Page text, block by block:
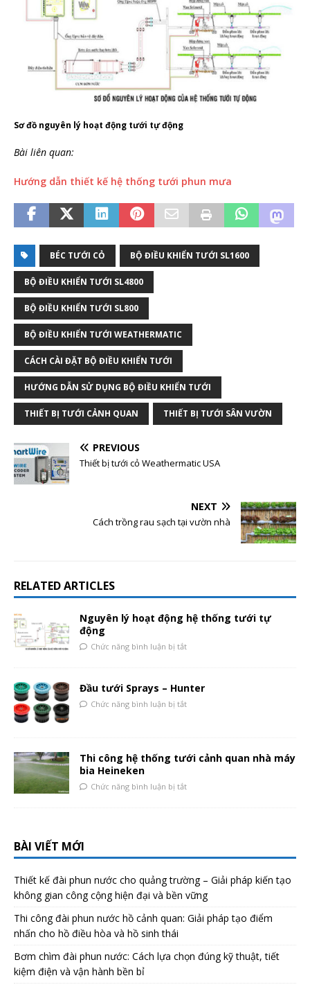
Sơ đồ nguyên lý hoạt động tưới tự động
Bài liên quan:
Hướng dẫn thiết kế hệ thống tưới phun mưa
BÉC TƯỚI CỎ BỘ ĐIỀU KHIỂN TƯỚI SL1600
BỘ ĐIỀU KHIỂN TƯỚI SL4800
BỘ ĐIỀU KHIỂN TƯỚI SL800
BỘ ĐIỀU KHIỂN TƯỚI WEATHERMATIC
CÁCH CÀI ĐẶT BỘ ĐIỀU KHIỂN TƯỚI
HƯỚNG DẪN SỬ DỤNG BỘ ĐIỀU KHIỂN TƯỚI
THIẾT BỊ TƯỚI CẢNH QUAN THIẾT BỊ TƯỚI SÂN VƯỜN
PREVIOUS
Thiết bị tưới cỏ Weathermatic USA
NEXT
Cách trồng rau sạch tại vườn nhà
RELATED ARTICLES
Nguyên lý hoạt động hệ thống tưới tự
động
Chức năng bình luận bị tắt
Đầu tưới Sprays – Hunter
Chức năng bình luận bị tắt
Thi công hệ thống tưới cảnh quan nhà máy
bia Heineken
Chức năng bình luận bị tắt
BÀI VIẾT MỚI
Thiết kế đài phun nước cho quảng trường – Giải pháp kiến tạo
không gian công cộng hiện đại và bền vững
Thi công đài phun nước hồ cảnh quan: Giải pháp tạo điểm
nhấn cho hồ điều hòa và hồ sinh thái
Bơm chìm đài phun nước: Cách lựa chọn đúng kỹ thuật, tiết
kiệm điện và vận hành bền bỉ